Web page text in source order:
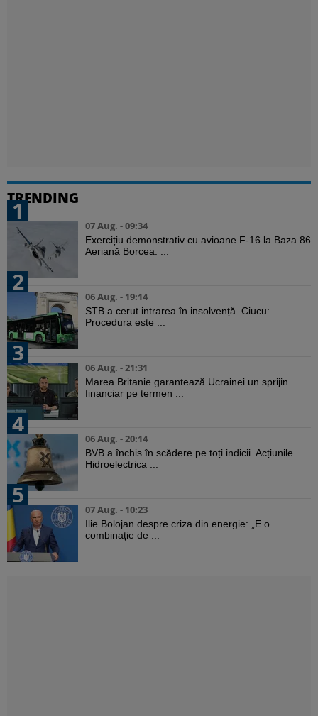
TRENDING
1
07 Aug. - 09:34
Exercițiu demonstrativ cu avioane F-16 la Baza 86
Aeriană Borcea. ...
2
06 Aug. - 19:14
STB a cerut intrarea în insolvență. Ciucu:
Procedura este ...
3
06 Aug. - 21:31
Marea Britanie garantează Ucrainei un sprijin
financiar pe termen ...
4
06 Aug. - 20:14
BVB a închis în scădere pe toți indicii. Acțiunile
Hidroelectrica ...
5
07 Aug. - 10:23
Ilie Bolojan despre criza din energie: „E o
combinație de ...